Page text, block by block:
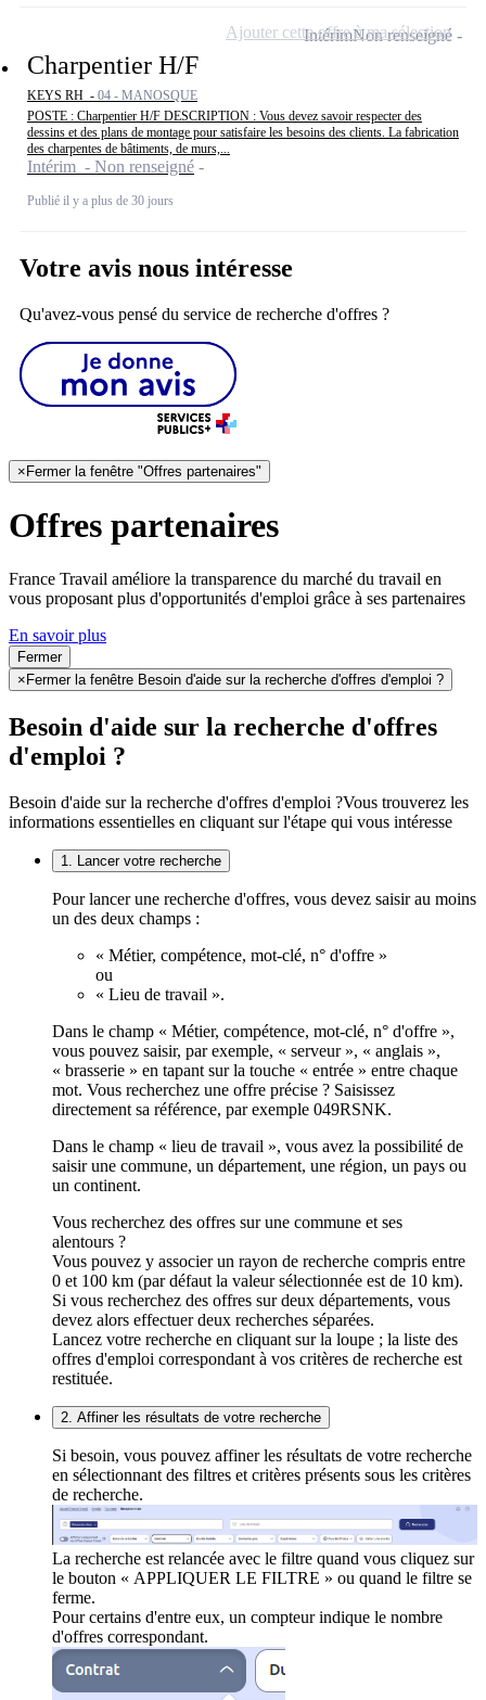
Charpentier H/F
KEYS RH - 04 - MANOSQUE
POSTE : Charpentier H/F DESCRIPTION : Vous devez savoir respecter des
dessins et des plans de montage pour satisfaire les besoins des clients. La fabrication
des charpentes de bâtiments, de murs,...
Intérim - Non renseigné
Publié il y a plus de 30 jours
IntérimNon renseigné
Ajouter cette offre à ma sélection
Votre avis nous intéresse
Qu'avez-vous pensé du service de recherche d'offres ?
× Fermer la fenêtre "Offres partenaires"
Offres partenaires
France Travail améliore la transparence du marché du travail en
vous proposant plus d'opportunités d'emploi grâce à ses partenaires
En savoir plus
Fermer
×Fermer la fenêtre Besoin d'aide sur la recherche d'offres d'emploi ?
Besoin d'aide sur la recherche d'offres
d'emploi ?
Besoin d'aide sur la recherche d'offres d'emploi ?Vous trouverez les
informations essentielles en cliquant sur l'étape qui vous intéresse
1. Lancer votre recherche
Pour lancer une recherche d'offres, vous devez saisir au moins
un des deux champs :
« Métier, compétence, mot-clé, n° d'offre »
ou
« Lieu de travail ».
Dans le champ « Métier, compétence, mot-clé, n° d'offre »,
vous pouvez saisir, par exemple, « serveur », « anglais »,
« brasserie » en tapant sur la touche « entrée » entre chaque
mot. Vous recherchez une offre précise ? Saisissez
directement sa référence, par exemple 049RSNK.
Dans le champ « lieu de travail », vous avez la possibilité de
saisir une commune, un département, une région, un pays ou
un continent.
Vous recherchez des offres sur une commune et ses
alentours ?
Vous pouvez y associer un rayon de recherche compris entre
0 et 100 km (par défaut la valeur sélectionnée est de 10 km).
Si vous recherchez des offres sur deux départements, vous
devez alors effectuer deux recherches séparées.
Lancez votre recherche en cliquant sur la loupe ; la liste des
offres d'emploi correspondant à vos critères de recherche est
restituée.
2. Affiner les résultats de votre recherche
Si besoin, vous pouvez affiner les résultats de votre recherche
en sélectionnant des filtres et critères présents sous les critères
de recherche.
La recherche est relancée avec le filtre quand vous cliquez sur
le bouton « APPLIQUER LE FILTRE » ou quand le filtre se
ferme.
Pour certains d'entre eux, un compteur indique le nombre
d'offres correspondant.